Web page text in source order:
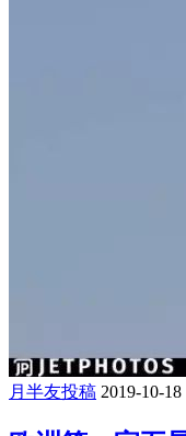
月半友投稿 2019-10-18